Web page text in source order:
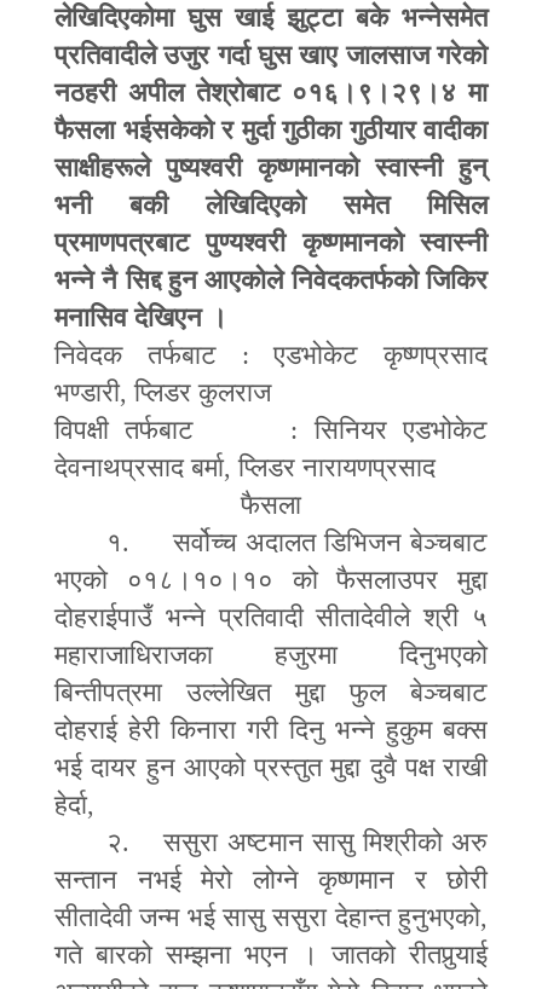
लेखिदिएकोमा घुस खाई झुट्टा बके भन्नेसमेत
प्रतिवादीले उजुर गर्दा घुस खाए जालसाज गरेको
नठहरी अपील तेश्रोबाट ०१६।९।२९।४ मा
फैसला भईसकेको र मुर्दा गुठीका गुठीयार वादीका
साक्षीहरूले पुष्यश्वरी कृष्णमानको स्वास्नी हुन्
भनी बकी लेखिदिएको समेत मिसिल
प्रमाणपत्रबाट पुण्यश्वरी कृष्णमानको स्वास्नी
भन्ने नै सिद्द हुन आएकोले निवेदकतर्फको जिकिर
मनासिव देखिएन ।
निवेदक तर्फबाट : एडभोकेट कृष्णप्रसाद
भण्डारी,प्लिडर कुलराज
विपक्षी तर्फबाट : सिनियर एडभोकेट
देवनाथप्रसाद बर्मा,प्लिडर नारायणप्रसाद
फैसला
१. सर्वोच्च अदालत डिभिजन बेञ्चबाट
भएको ०१८।१०।१० को फैसलाउपर मुद्दा
दोहराईपाउँ भन्ने प्रतिवादी सीतादेवीले श्री ५
महाराजाधिराजका हजुरमा दिनुभएको
बिन्तीपत्रमा उल्लेखित मुद्दा फुल बेञ्चबाट
दोहराई हेरी किनारा गरी दिनु भन्ने हुकुम बक्स
भई दायर हुन आएको प्रस्तुत मुद्दा दुवै पक्ष राखी
हेर्दा,
२. ससुरा अष्टमान सासु मिश्रीको अरु
सन्तान नभई मेरो लोग्ने कृष्णमान र छोरी
सीतादेवी जन्म भई सासु ससुरा देहान्त हुनुभएको,
गते बारको सम्झना भएन । जातको रीतपुर्‍याई